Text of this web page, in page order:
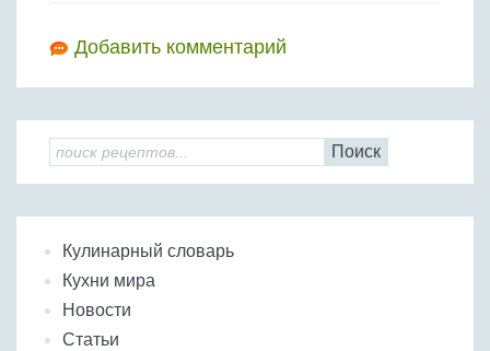
Добавить комментарий
Поиск
Кулинарный словарь
Кухни мира
Новости
Статьи